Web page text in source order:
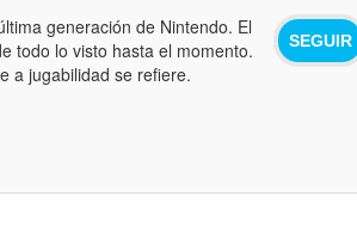
SEGUIR
generación de Nintendo. El
todo lo visto hasta el momento.
a jugabilidad se refiere.